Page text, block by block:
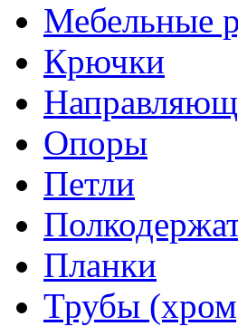
Мебельные
Крючки
Опоры
Петли
Планки
Трубы